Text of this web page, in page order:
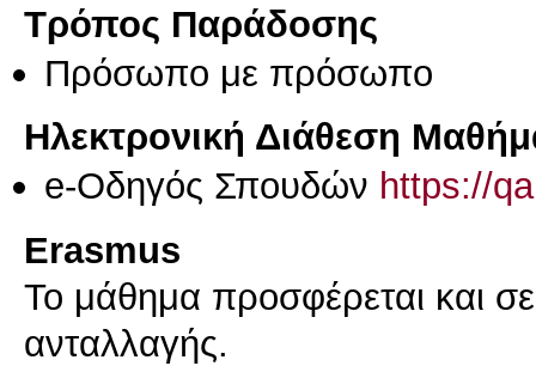
Τρόπος Παράδοσης
Πρόσωπο με πρόσωπο
Ηλεκτρονική Διάθεση
e-Οδηγός Σπουδών https://
Erasmus
Το μάθημα προσφέρεται και
ανταλλαγής.